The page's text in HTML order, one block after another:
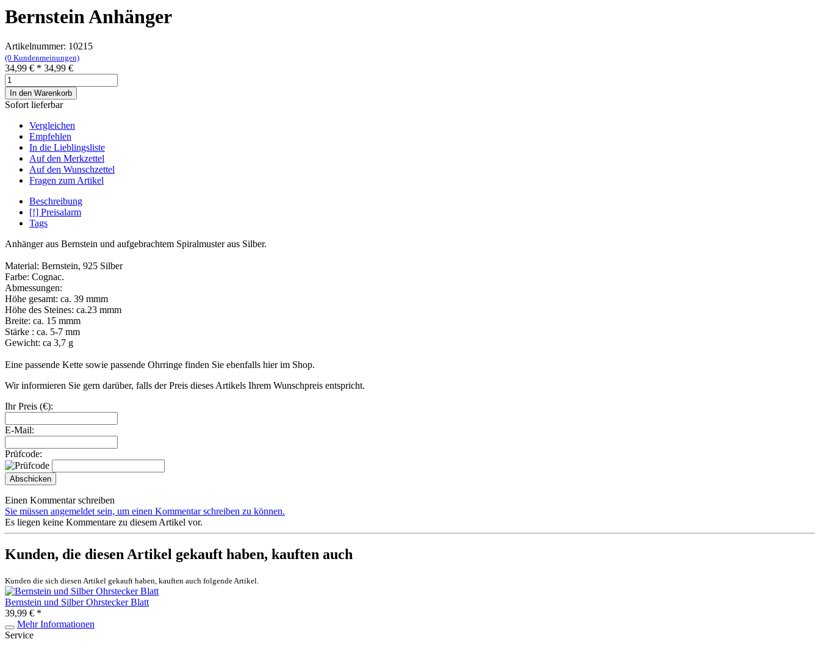
Bernstein Anhänger
Artikelnummer: 10215
(0 Kundenmeinungen)
34,99 € * 34,99 €
In den Warenkorb
Sofort lieferbar
Vergleichen
Empfehlen
In die Lieblingsliste
Auf den Merkzettel
Auf den Wunschzettel
Fragen zum Artikel
Beschreibung
[!] Preisalarm
Tags
Anhänger aus Bernstein und aufgebrachtem Spiralmuster aus Silber.
Material: Bernstein, 925 Silber
Farbe: Cognac.
Abmessungen:
Höhe gesamt: ca. 39 mmm
Höhe des Steines: ca.23 mmm
Breite: ca. 15 mmm
Stärke : ca. 5-7 mm
Gewicht: ca 3,7 g
Eine passende Kette sowie passende Ohrringe finden Sie ebenfalls hier im Shop.
Wir informieren Sie gern darüber, falls der Preis dieses Artikels Ihrem Wunschpreis entspricht.
Ihr Preis (€):
E-Mail:
Prüfcode:
Abschicken
Einen Kommentar schreiben
Sie müssen angemeldet sein, um einen Kommentar schreiben zu können.
Es liegen keine Kommentare zu diesem Artikel vor.
Kunden, die diesen Artikel gekauft haben, kauften auch
Kunden die sich diesen Artikel gekauft haben, kauften auch folgende Artikel.
Bernstein und Silber Ohrstecker Blatt
39,99 € *
Mehr Informationen
Service